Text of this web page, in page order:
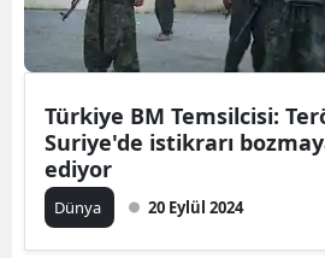
Türkiye BM Temsilcisi:
Suriye'de istikrarı
ediyor
Dünya 20 Eylül 2024